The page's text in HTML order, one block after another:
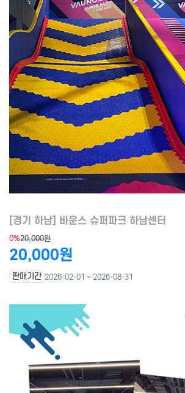
[경기 하남] 바운스 슈퍼파크 하남센터
0%20,000원
20,000원
판매기간 2026-02-01 ~ 2026-08-31